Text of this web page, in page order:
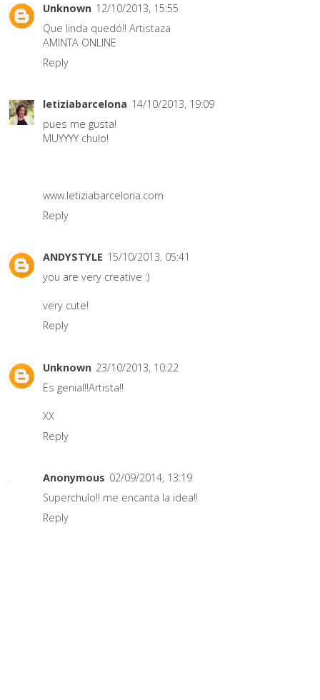
Unknown 12/10/2013, 15:55
Que linda quedó!! Artistaza
AMINTA ONLINE
Reply
letiziabarcelona 14/10/2013, 19:09
pues me gusta!
MUYYYY chulo!
www.letiziabarcelona.com
Reply
ANDYSTYLE 15/10/2013, 05:41
you are very creative :)
very cute!
Reply
Unknown 23/10/2013, 10:22
Es genial!!Artista!!
XX
Reply
Anonymous 02/09/2014, 13:19
Superchulo!! me encanta la idea!!
Reply